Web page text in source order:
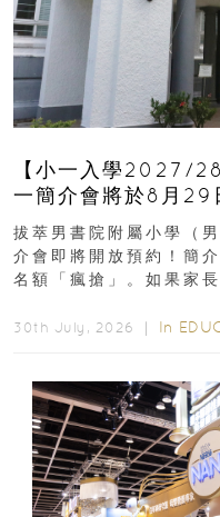
【小一入學2027/
一簡介會將於8月29
｜更設有網上重溫
拔萃男書院附屬小學（
介會即將開放預約！簡
名額「瘋搶」。如果家
30th July, 2026 ｜ In